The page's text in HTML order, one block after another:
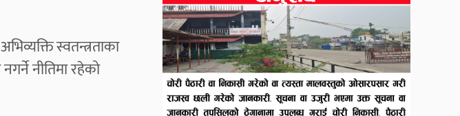
स्वतन्त्रताका
नीतिमा रहेको